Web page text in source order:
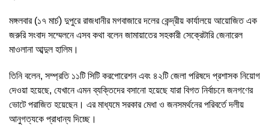
মঙ্গলবার (১৭ মার্চ) দুপুরে রাজধানীর মগবাজারে দলের কেন্দ্রীয় কার্যালয়ে আয়োজিত এক
জরুরি সংবাদ সম্মেলনে এসব কথা বলেন জামায়াতের সহকারী সেক্রেটারি জেনারেল
মাওলানা আব্দুল হালিম।
তিনি বলেন, সম্প্রতি ১১টি সিটি করপোরেশন এবং ৪২টি জেলা পরিষদে প্রশাসক নিয়োগ
দেওয়া হয়েছে, যেখানে এমন ব্যক্তিদের বসানো হয়েছে যারা বিগত নির্বাচনে জনগণের
ভোটে পরাজিত হয়েছেন। এর মাধ্যমে সরকার মেধা ও জনসমর্থনের পরিবর্তে দলীয়
আনুগত্যকে প্রাধান্য দিচ্ছে।